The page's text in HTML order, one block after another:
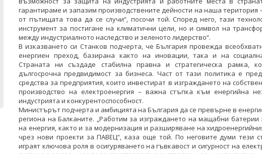
Министър Жечо Станков се срещна с
временно изпълняващия
длъжността посланик на САЩ Х.
Мартин Макдауъл
ВСИЧКИ ФОТОГАЛЕРИИ
Министър Жечо Станков се
временно изпълняващия
длъжността посланик на САЩ
Мартин Макдауъл
ВСИЧКИ ФОТОГАЛЕРИИ
гарантираме и запазим производствените дейности на наша територия
от пътищата това да се случи“, посочи той. Според него, тази
инструмент за постигане на климатични цели, но и символ на
между индустриалното наследство и зеленото лидерство“.
В изказването си Станков подчерта, че България провежда
енергиен преход, базирана както на иновации, така и на
Страната ни създаде стабилна правна и стратегическа рамка,
дългосрочна предвидимост за бизнеса. Част от тази политика е
средства за предприятия, които инвестират в изграждането на
производство на електроенергия – важна стъпка към енергийна
индустрията и конкурентоспособност.
Министърът подчерта и амбицията на България да се превърне в
региона на Балканите. „Работим за изграждането на мащабни батерии
на енергия, както и за модернизация и разширяване на
чрез нови проекти за ПАВЕЦ“, каза още той. По неговите думи тези
играят ключова роля в осигуряването на гъвкавост и сигурност на